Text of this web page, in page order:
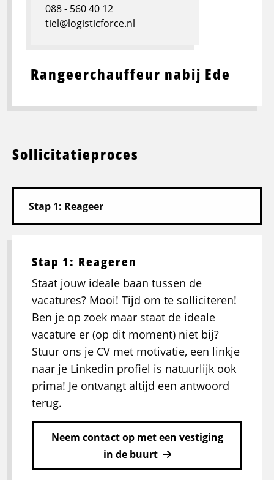
Rangeerchauffeur nabij Ede
088 - 560 40 12
tiel@logisticforce.nl
Sollicitatieproces
Stap 1: Reageren
Staat jouw ideale baan tussen de
vacatures? Mooi! Tijd om te solliciteren!
Ben je op zoek maar staat de ideale
vacature er (op dit moment) niet bij?
Stuur ons je CV met motivatie, een linkje
naar je Linkedin profiel is natuurlijk ook
prima! Je ontvangt altijd een antwoord
terug.
Neem contact op met een vestiging
in de buurt